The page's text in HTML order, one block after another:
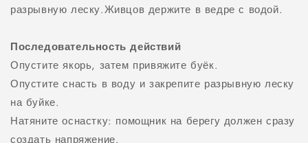
разрывную леску.Живцов держите в ведре с водой.
Последовательность действий
Опустите якорь, затем привяжите буёк.
Опустите снасть в воду и закрепите разрывную леску
на буйке.
Натяните оснастку: помощник на берегу должен сразу
создать напряжение.